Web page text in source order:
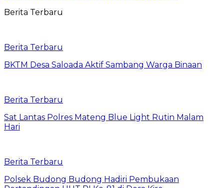
Berita Terbaru
Berita Terbaru
BKTM Desa Saloada Aktif Sambang Warga Binaan
Berita Terbaru
Sat Lantas Polres Mateng Blue Light Rutin Malam
Hari
Berita Terbaru
Polsek Budong Budong Hadiri Pembukaan